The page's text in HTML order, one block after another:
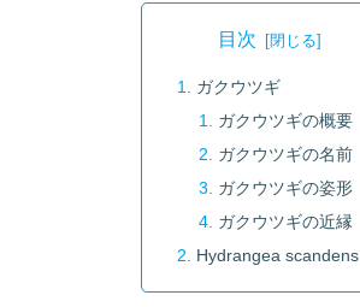
目次
ガクウツギ
ガクウツギの概要
ガクウツギの名前
ガクウツギの姿形
ガクウツギの近縁
Hydrangea scandens